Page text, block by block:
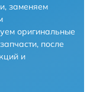
заменяем
оригинальные
после
и